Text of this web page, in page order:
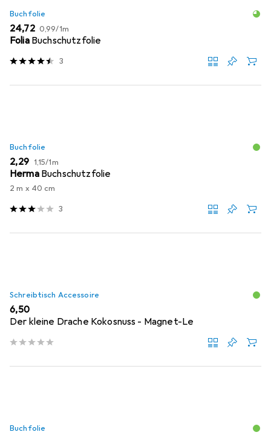
Buchfolie
EUR
24,72 EUR
0,99/1m
Folia Buchschutzfolie
3
Buchfolie
EUR
2,29 EUR
1,15/1m
Herma Buchschutzfolie
2 m x 40 cm
3
Schreibtisch Accessoire
EUR
6,50
Der kleine Drache Kokosnuss - Magnet-Le
Buchfolie